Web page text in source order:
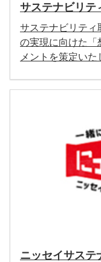
サステナビリテ
サステナビリティ
の実現に向けた「
メントを策定いた
ニッセイサステ